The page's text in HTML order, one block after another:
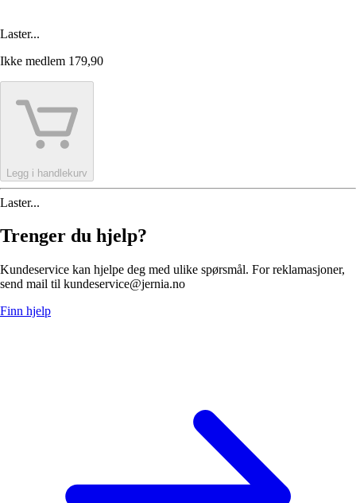
Laster...
Ikke medlem 179,90
Legg i handlekurv
Laster...
Trenger du hjelp?
Kundeservice kan hjelpe deg med ulike spørsmål. For reklamasjoner,
send mail til kundeservice@jernia.no
Finn hjelp